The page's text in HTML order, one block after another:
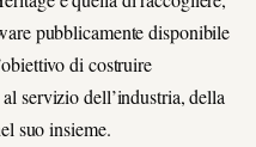
pubblicamente disponibile
di costruire
servizio dell’industria, della
suo insieme.